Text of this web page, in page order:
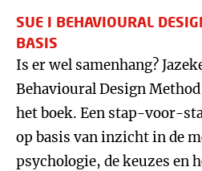
SUE I BEHAVIOURAL
BASIS
Is er wel samenhang?
Behavioural Design
het boek. Een stap-voor-
op basis van inzicht in de
psychologie, de keuzes en